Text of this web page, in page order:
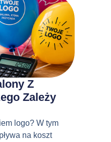
Z
Zależy
logo? W tym
na koszt